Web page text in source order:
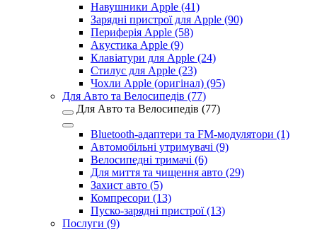
Навушники Apple (41)
Зарядні пристрої для Apple (90)
Периферія Apple (58)
Акустика Apple (9)
Клавіатури для Apple (24)
Стилус для Apple (23)
Чохли Apple (оригінал) (95)
Для Авто та Велосипедів (77)
Для Авто та Велосипедів (77)
Bluetooth-адаптери та FM-модулятори (1)
Автомобільні утримувачі (9)
Велосипедні тримачі (6)
Для миття та чищення авто (29)
Захист авто (5)
Компресори (13)
Пуско-зарядні пристрої (13)
Послуги (9)